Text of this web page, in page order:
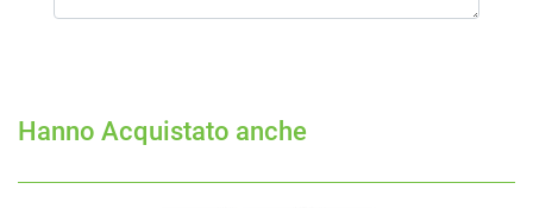
Hanno Acquistato anche